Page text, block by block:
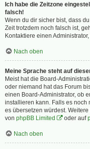
Ich habe die Zeitzone
falsch!
Wenn du dir sicher bist, dass
Zeit trotzdem noch falsch ist,
Kontaktiere einen
Nach oben
Meine Sprache steht auf
Meist hat die Board-
oder niemand hat das Forum
einen Board-Administrator, ob
installieren kann. Falls es noch
es übersetzen würdest.
von phpBB Limited oder auf
Nach oben